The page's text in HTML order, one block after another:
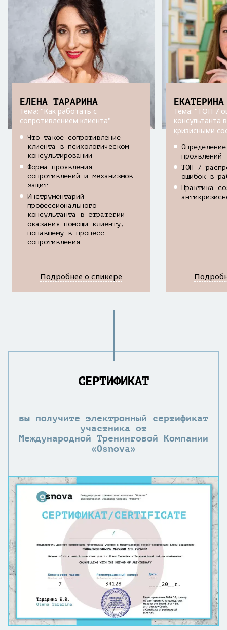
ЕЛЕНА ТАРАРИНА
Тема: "Как работать с
сопротивлением клиента"
Что такое сопротивление
клиента в психологическом
консультировании
Форма проявления
сопротивлений и механизмов
защит
Инструментарий
профессионального
консультанта в стратегии
оказания помощи клиенту,
попавшему в процесс
сопротивления
Тема: "ТОП 7
консультанта
кризисными
проявлений
ТОП 7
ошибок в
Практика
СЕРТИФИКАТ
вы получите электронный сертификат
участника от
Международной Тренинговой Компании
«Оsnova»